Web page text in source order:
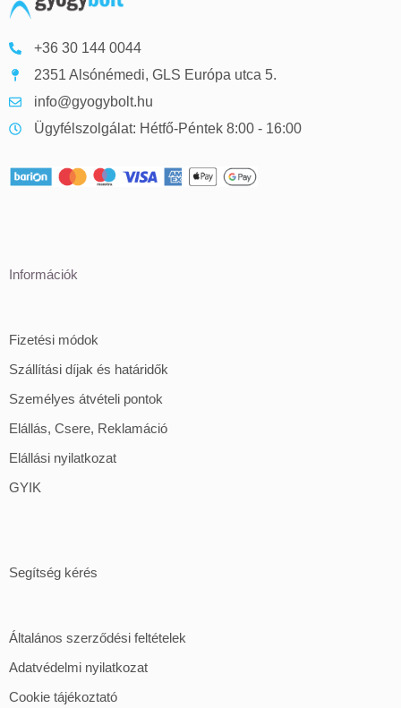
+36 30 144 0044
2351 Alsónémedi, GLS Európa utca 5.
info@gyogybolt.hu
Ügyfélszolgálat: Hétfő-Péntek 8:00 - 16:00
Információk
Fizetési módok
Szállítási díjak és határidők
Személyes átvételi pontok
Elállás, Csere, Reklamáció
Elállási nyilatkozat
GYIK
Segítség kérés
Általános szerződési feltételek
Adatvédelmi nyilatkozat
Cookie tájékoztató